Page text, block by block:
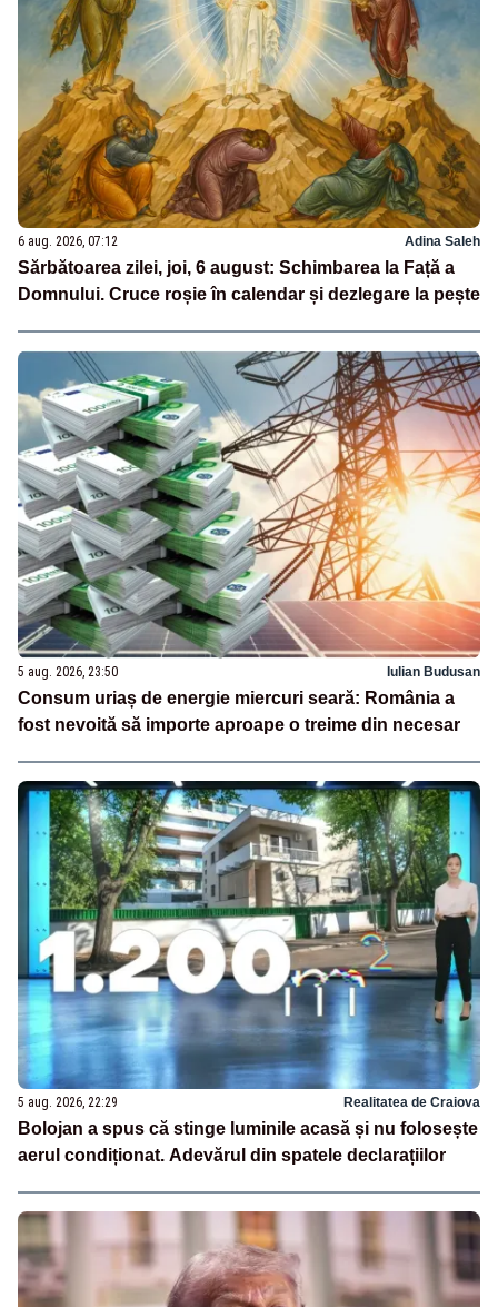
6 aug. 2026, 07:12 Adina Saleh
Sărbătoarea zilei, joi, 6 august: Schimbarea la Față a
Domnului. Cruce roșie în calendar și dezlegare la pește
5 aug. 2026, 23:50 Iulian Budusan
Consum uriaș de energie miercuri seară: România a
fost nevoită să importe aproape o treime din necesar
5 aug. 2026, 22:29 Realitatea de Craiova
Bolojan a spus că stinge luminile acasă și nu folosește
aerul condiționat. Adevărul din spatele declarațiilor